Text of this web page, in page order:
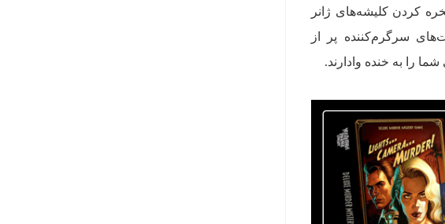
کردن کلیشه‌های ژانر
سرگرم‌کننده پر از
را به خنده وادارند.